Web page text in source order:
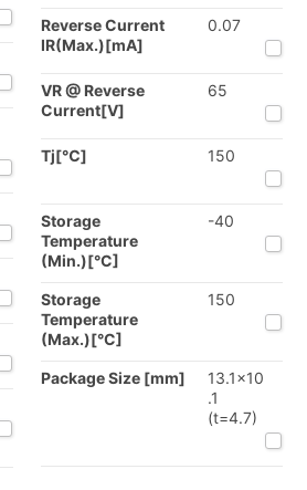
Reverse Current
IR(Max.)[mA]
0.07
VR @ Reverse
Current[V]
65
Tj[℃] 150
Storage
Temperature
(Min.)[°C]
-40
Storage
Temperature
(Max.)[°C]
150
Package Size [mm]
13.1x10
.1
(t=4.7)